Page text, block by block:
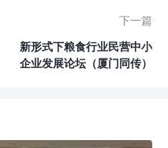
下一篇
新形式下粮食行业民营中小
企业发展论坛（厦门同传）